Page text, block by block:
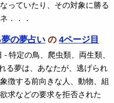
っていたり、その対象に勝る
．．．
の夢占い の 4ページ目
- 特定の鳥、爬虫類、両生類、
る夢は、あなたが、逃げられ
徴する前向きな人、動物、組
求などの要求を拒否された